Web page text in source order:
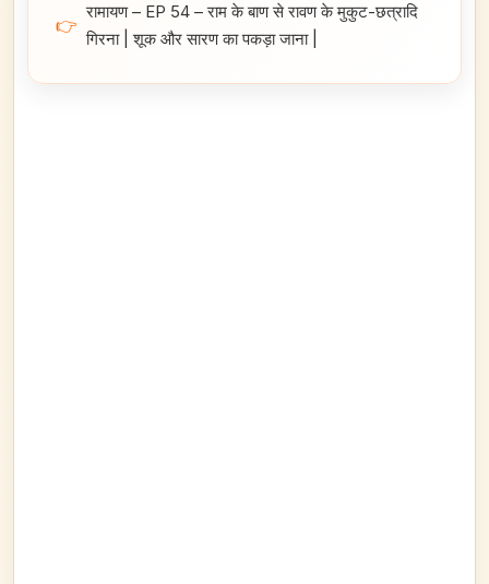
👉
रामायण – EP 54 – राम के बाण से रावण के मुकुट-छत्रादि
गिरना | शूक और सारण का पकड़ा जाना |